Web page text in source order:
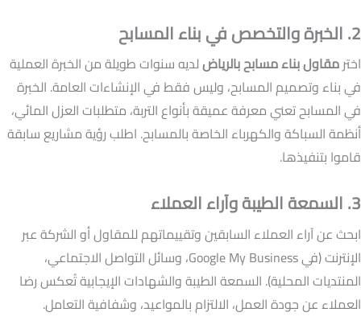
2. الخبرة والتخصص في بناء المسابح
اخترمقاول بناء مسابح بالرياضلديه سنوات طويلة من الخبرة العملية
في بناء وتصميم المسابح، وليس فقط في الإنشاءات العامة. الخبرة
في المسابح تعني معرفة عميقة بأنواع التربة، متطلبات العزل المائي،
أنظمة السباكة والكهرباء الخاصة بالمسابح. اطلب رؤية مشاريع سابقة
قاموا بتنفيذها.
3. السمعة الطيبة وآراء العملاء
ابحث عن آراء العملاء السابقين وتقييماتهم للمقاول أو الشركة عبر
الإنترنت (في Google My Business، وسائل التواصل الاجتماعي،
المنتديات المحلية). السمعة الطيبة والشهادات الإيجابية تُعكس رضا
العملاء عن جودة العمل، الالتزام بالمواعيد، وشفافية التعامل.